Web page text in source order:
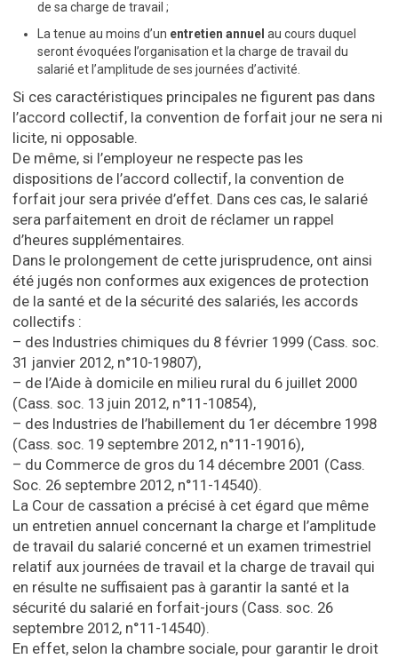
de sa charge de travail ;
La tenue au moins d’un entretien annuel au cours duquel
seront évoquées l’organisation et la charge de travail du
salarié et l’amplitude de ses journées d’activité.
Si ces caractéristiques principales ne figurent pas dans
l’accord collectif, la convention de forfait jour ne sera ni
licite, ni opposable.
De même, si l’employeur ne respecte pas les
dispositions de l’accord collectif, la convention de
forfait jour sera privée d’effet. Dans ces cas, le salarié
sera parfaitement en droit de réclamer un rappel
d’heures supplémentaires.
Dans le prolongement de cette jurisprudence, ont ainsi
été jugés non conformes aux exigences de protection
de la santé et de la sécurité des salariés, les accords
collectifs :
– des Industries chimiques du 8 février 1999 (Cass. soc.
31 janvier 2012, n°10-19807),
– de l’Aide à domicile en milieu rural du 6 juillet 2000
(Cass. soc. 13 juin 2012, n°11-10854),
– des Industries de l’habillement du 1er décembre 1998
(Cass. soc. 19 septembre 2012, n°11-19016),
– du Commerce de gros du 14 décembre 2001 (Cass.
Soc. 26 septembre 2012, n°11-14540).
La Cour de cassation a précisé à cet égard que même
un entretien annuel concernant la charge et l’amplitude
de travail du salarié concerné et un examen trimestriel
relatif aux journées de travail et la charge de travail qui
en résulte ne suffisaient pas à garantir la santé et la
sécurité du salarié en forfait-jours (Cass. soc. 26
septembre 2012, n°11-14540).
En effet, selon la chambre sociale, pour garantir le droit